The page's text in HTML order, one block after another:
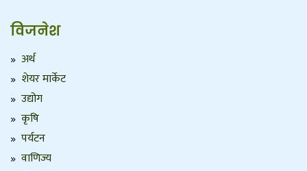
विजनेश
अर्थ
शेयर मार्केट
उद्योग
कृषि
पर्यटन
वाणिज्य